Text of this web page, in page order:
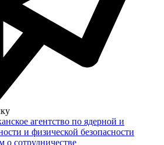
агентство по ядерной и
и физической безопасности
сотрудничестве